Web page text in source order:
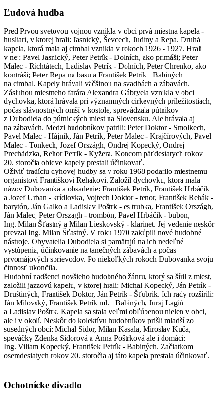
Ľudová hudba
Pred Prvou svetovou vojnou vznikla v obci prvá miestna kapela -
husliari, v ktorej hrali: Jasnický, Ševcech, Judiny a Repa. Druhá
kapela, ktorá mala aj cimbal vznikla v rokoch 1926 - 1927. Hrali
v nej: Pavel Jasnický, Peter Petrík - Dolních, ako primáši; Peter
Malec - Richtátech, Ladislav Petrík - Dolních, Peter Chrenko, ako
kontráši; Peter Repa na basu a František Petrík - Babiných
na cimbal. Kapely hrávali väčšinou na svadbách a zábavách.
Zásluhou miestneho farára Alexandra Gábryela vznikla v obci
dychovka, ktorá hrávala pri významných cirkevných príležitostiach,
počas slávnostných omší v kostole, sprevádzala pútnikov
z Dubodiela do pútnických miest na Slovensku. Ale hrávala aj
na zábavách. Medzi hudobníkov patrili: Peter Doktor - Smolkech,
Pavel Malec - Hájnik, Ján Petrík, Peter Malec - Krajčírových, Pavel
Malec - Tonkech, Jozef Országh, Ondrej Kopecký, Ondrej
Prechádzka, Rehor Petrík - Kyžera. Koncom päťdesiatych rokov
20. storočia obidve kapely prestali účinkovať.
Oživiť tradíciu dyhovej hudby sa v roku 1968 podarilo miestnemu
organistovi Františkovi Rehákovi. Založil dychovku, ktorá mala
názov Dubovanka a obsadenie: František Petrík, František Hrbáčik
a Jozef Urban - krídlovka, Vojtech Doktor - tenor, František Rehák -
barytón, Ján Galko a Ladislav Poštrk - es trubka, František Országh,
Ján Malec, Peter Országh - trombón, Pavel Hrbáčik - bubon,
Ing. Milan Šťastný a Milan Lieskovský - klarinet. Jej vedenie neskôr
prevzal Ing. Milan Šťastný. V roku 1970 zakúpili nové hudobné
nástroje. Obyvatelia Dubodiela si pamätajú na ich nedeľné
vystúpenia, účinkovanie na tanečných zábavách a počas
prvomájových sprievodov. Po niekoľkých rokoch Dubovanka svoju
činnosť ukončila.
Hudobní nadšenci novšieho hudobného žánru, ktorý sa šíril z miest,
založili jazzovú kapelu, v ktorej hrali: Michal Kopecký, Ján Petrík -
Društiných, František Doktor, Ján Petrík - Šťubrik. Ich rady rozšírili:
Ján Milovský, František Petrík ml. - Babiných, Juraj Lagiň
a Ladislav Poštrk. Kapela sa stala veľmi obľúbenou nielen v obci,
ale i v okolí. Neskôr do kolektívu hudobníkov prišli mladší zo
susedných obcí: Michal Sidor, Milan Kasala, Miroslav Kuča,
speváčky Zdenka Sidorová a Anna Poštrková ale i domáci:
Ing. Viliam Kopecký, František Petrík - Babiných. Začiatkom
osemdesiatych rokov 20. storočia aj táto kapela prestala účinkovať.
Ochotnícke divadlo